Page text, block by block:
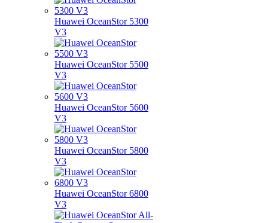
Huawei OceanStor 5300
V3
Huawei OceanStor 5500
V3
Huawei OceanStor 5600
V3
Huawei OceanStor 5800
V3
Huawei OceanStor 6800
V3